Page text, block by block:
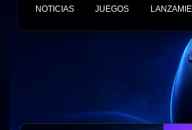
NOTICIAS JUEGOS